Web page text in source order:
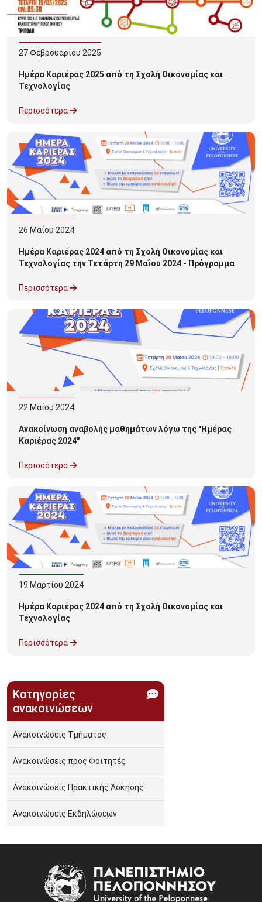
27Φεβρουαρίου 2025
Ημέρα Καριέρας 2025 από τη Σχολή Οικονομίας και
Τεχνολογίας
Περισσότερα
26 Μαΐου 2024
Ημέρα Καριέρας 2024 από τη Σχολή Οικονομίας και
Τεχνολογίας την Τετάρτη 29 Μαΐου 2024 - Πρόγραμμα
Περισσότερα
22 Μαΐου 2024
Ανακοίνωση αναβολής μαθημάτων λόγω της "Ημέρας
Καριέρας 2024"
Περισσότερα
19 Μαρτίου 2024
Ημέρα Καριέρας 2024 από τη Σχολή Οικονομίας και
Τεχνολογίας
Περισσότερα
Κατηγορίες
ανακοινώσεων
Ανακοινώσεις Τμήματος
Ανακοινώσεις προς Φοιτητές
Ανακοινώσεις Πρακτικής Άσκησης
Ανακοινώσεις Εκδηλώσεων